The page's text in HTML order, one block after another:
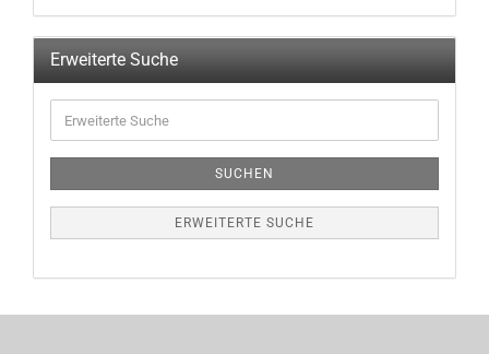
Erweiterte Suche
SUCHEN
ERWEITERTE SUCHE